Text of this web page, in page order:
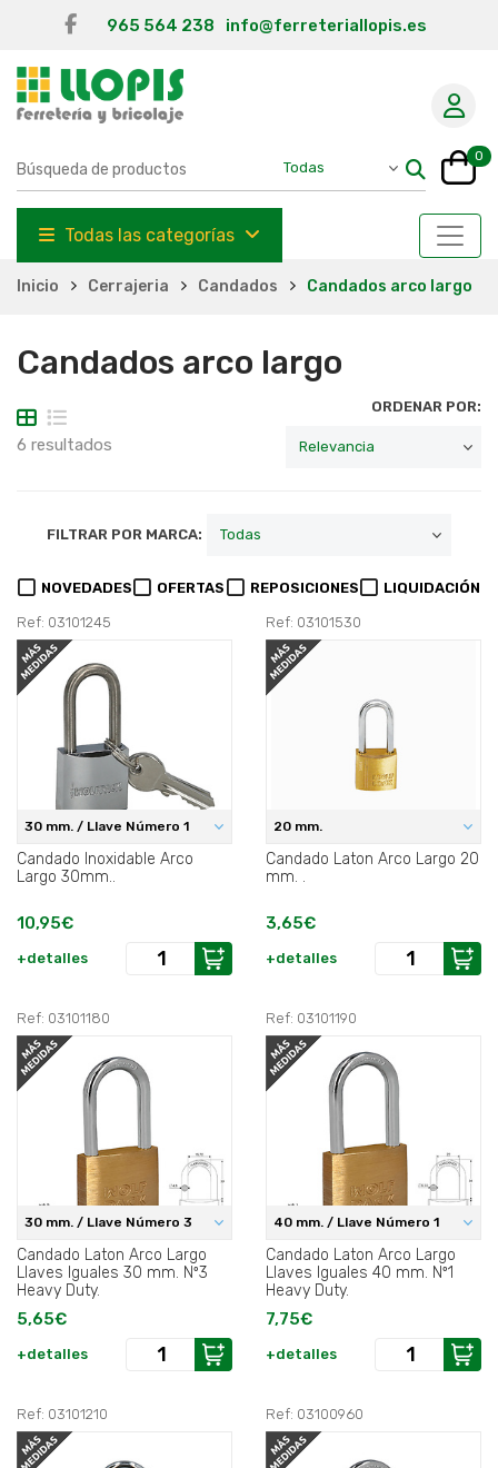
965 564 238 info@ferreteriallopis.es
0
Todas las categorías
Inicio Cerrajeria Candados Candados arco largo
Candados arco largo
6 resultados
ORDENAR POR:
FILTRAR POR MARCA:
NOVEDADES OFERTAS REPOSICIONES LIQUIDACIÓN
Ref: 03101245
30 mm. / Llave Número 1
Candado Inoxidable Arco
Largo 30mm..
10,95€
+detalles
Ref: 03101530
20 mm.
Candado Laton Arco Largo 20
mm. .
3,65€
+detalles
Ref: 03101180
30 mm. / Llave Número 3
Candado Laton Arco Largo
Llaves Iguales 30 mm. Nº3
Heavy Duty.
5,65€
+detalles
Ref: 03101190
40 mm. / Llave Número 1
Candado Laton Arco Largo
Llaves Iguales 40 mm. Nº1
Heavy Duty.
7,75€
+detalles
Ref: 03101210 Ref: 03100960